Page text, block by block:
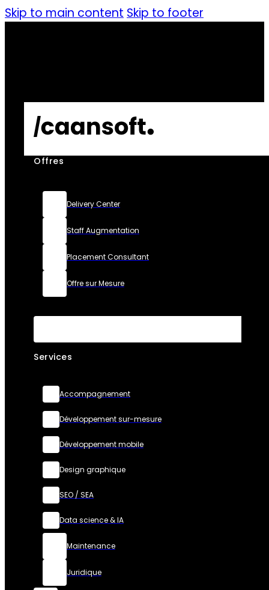
Skip to main content Skip to footer
Offres
Delivery Center
Staff Augmentation
Placement Consultant
Offre sur Mesure
Services
Accompagnement
Développement sur-mesure
Développement mobile
Design graphique
SEO / SEA
Data science & IA
Maintenance
Juridique